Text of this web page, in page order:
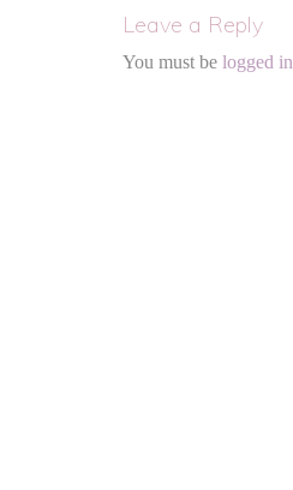
Leave a Reply
You must be logged in